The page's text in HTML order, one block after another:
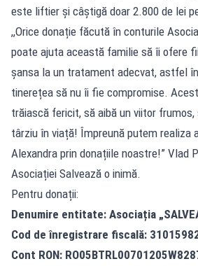
este liftier și câștigă doar 2.800 de lei
,,Orice donație făcută în conturile
poate ajuta această familie să îi ofere
șansa la un tratament adecvat, astfel
tinerețea să nu îi fie compromise.
trăiască fericit, să aibă un viitor
târziu în viață! Împreună putem realiza
Alexandra prin donațiile noastre!” Vlad
Asociației Salvează o inimă.
Pentru donații:
Denumire entitate: Asociația
Cod de înregistrare fiscală:
Cont RON: